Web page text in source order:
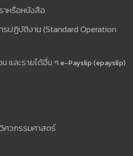
าหรือหนังสือ
ปฏิบัติงาน (Standard Operation
และรายได้อื่น ๆ e-Payslip (epayslip)
ศวกรรมศาสตร์